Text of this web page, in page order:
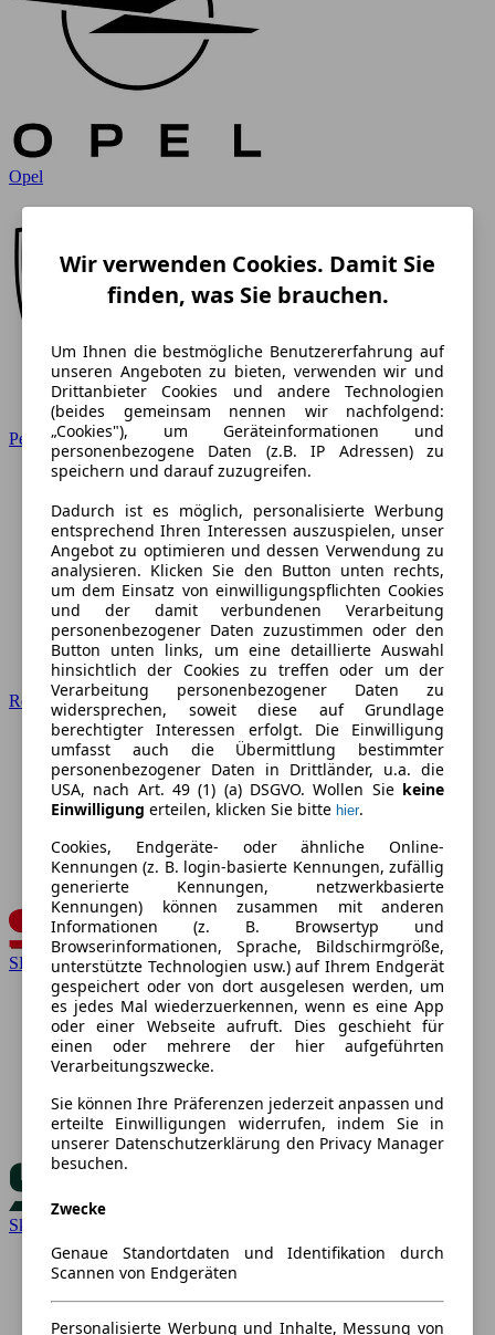
Opel
Peugeot
Renault
SEAT
Skoda
Wir verwenden Cookies. Damit Sie
finden, was Sie brauchen.
Um Ihnen die bestmögliche Benutzererfahrung auf
unseren Angeboten zu bieten, verwenden wir und
Drittanbieter Cookies und andere Technologien
(beides gemeinsam nennen wir nachfolgend:
„Cookies"), um Geräteinformationen und
personenbezogene Daten (z.B. IP Adressen) zu
speichern und darauf zuzugreifen.
Dadurch ist es möglich, personalisierte Werbung
entsprechend Ihren Interessen auszuspielen, unser
Angebot zu optimieren und dessen Verwendung zu
analysieren. Klicken Sie den Button unten rechts,
um dem Einsatz von einwilligungspflichten Cookies
und der damit verbundenen Verarbeitung
personenbezogener Daten zuzustimmen oder den
Button unten links, um eine detaillierte Auswahl
hinsichtlich der Cookies zu treffen oder um der
Verarbeitung personenbezogener Daten zu
widersprechen, soweit diese auf Grundlage
berechtigter Interessen erfolgt. Die Einwilligung
umfasst auch die Übermittlung bestimmter
personenbezogener Daten in Drittländer, u.a. die
USA, nach Art. 49 (1) (a) DSGVO. Wollen Sie keine
Einwilligung erteilen, klicken Sie bitte hier.
Cookies, Endgeräte- oder ähnliche Online-
Kennungen (z. B. login-basierte Kennungen, zufällig
generierte Kennungen, netzwerkbasierte
Kennungen) können zusammen mit anderen
Informationen (z. B. Browsertyp und
Browserinformationen, Sprache, Bildschirmgröße,
unterstützte Technologien usw.) auf Ihrem Endgerät
gespeichert oder von dort ausgelesen werden, um
es jedes Mal wiederzuerkennen, wenn es eine App
oder einer Webseite aufruft. Dies geschieht für
einen oder mehrere der hier aufgeführten
Verarbeitungszwecke.
Sie können Ihre Präferenzen jederzeit anpassen und
erteilte Einwilligungen widerrufen, indem Sie in
unserer Datenschutzerklärung den Privacy Manager
besuchen.
Zwecke
Genaue Standortdaten und Identifikation durch
Scannen von Endgeräten
Personalisierte Werbung und Inhalte, Messung von